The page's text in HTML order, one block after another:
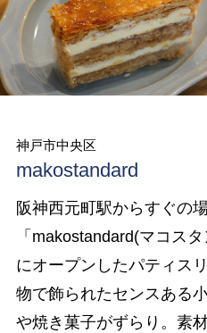
神戸市中央区
makostandard
阪神西元町駅からすぐの
「makostandard(マコス
にオープンしたパティス
物で飾られたセンスある
や焼き菓子がずらり。素